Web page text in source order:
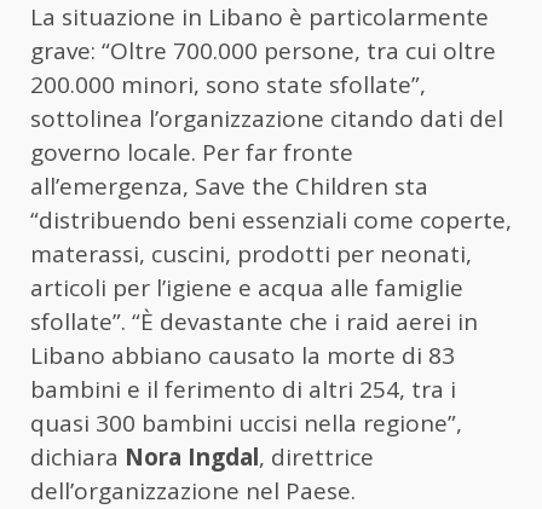
La situazione in Libano è particolarmente
grave: “Oltre 700.000 persone, tra cui oltre
200.000 minori, sono state sfollate”,
sottolinea l’organizzazione citando dati del
governo locale. Per far fronte
all’emergenza, Save the Children sta
“distribuendo beni essenziali come coperte,
materassi, cuscini, prodotti per neonati,
articoli per l’igiene e acqua alle famiglie
sfollate”. “È devastante che i raid aerei in
Libano abbiano causato la morte di 83
bambini e il ferimento di altri 254, tra i
quasi 300 bambini uccisi nella regione”,
dichiara Nora Ingdal, direttrice
dell’organizzazione nel Paese.